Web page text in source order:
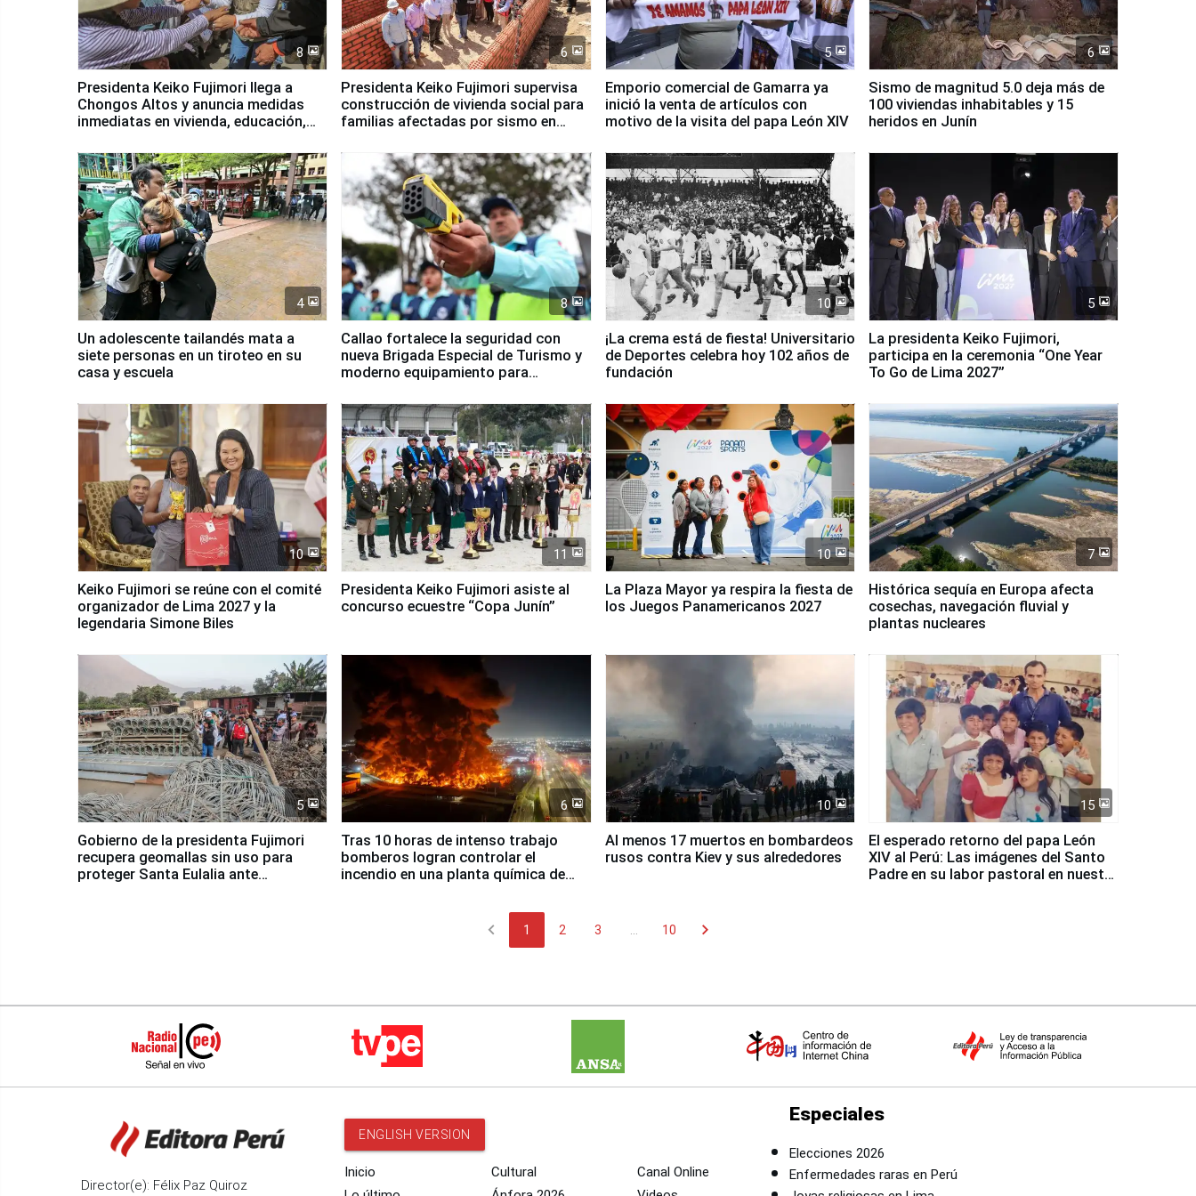
8
Presidenta Keiko Fujimori llega a
Chongos Altos y anuncia medidas
inmediatas en vivienda, educación,
6
Presidenta Keiko Fujimori supervisa
construcción de vivienda social para
familias afectadas por sismo en
5
Emporio comercial de Gamarra ya
inició la venta de artículos con
motivo de la visita del papa León XIV
6
Sismo de magnitud 5.0 deja más de
100 viviendas inhabitables y 15
heridos en Junín
4
Un adolescente tailandés mata a
siete personas en un tiroteo en su
casa y escuela
8
Callao fortalece la seguridad con
nueva Brigada Especial de Turismo y
moderno equipamiento para
10
¡La crema está de fiesta! Universitario
de Deportes celebra hoy 102 años de
fundación
5
La presidenta Keiko Fujimori,
participa en la ceremonia “One Year
To Go de Lima 2027”
10
Keiko Fujimori se reúne con el comité
organizador de Lima 2027 y la
legendaria Simone Biles
11
Presidenta Keiko Fujimori asiste al
concurso ecuestre “Copa Junín”
10
La Plaza Mayor ya respira la fiesta de
los Juegos Panamericanos 2027
7
Histórica sequía en Europa afecta
cosechas, navegación fluvial y
plantas nucleares
5
Gobierno de la presidenta Fujimori
recupera geomallas sin uso para
proteger Santa Eulalia ante
6
Tras 10 horas de intenso trabajo
bomberos logran controlar el
incendio en una planta química de
10
Al menos 17 muertos en bombardeos
rusos contra Kiev y sus alrededores
15
El esperado retorno del papa León
XIV al Perú: Las imágenes del Santo
Padre en su labor pastoral en nuestro
chevron_left 1 2 3 10 chevron_right
Director(e): Félix Paz Quiroz
ENGLISH VERSION
Inicio
Cultural
Canal Online
Especiales
Elecciones 2026
Enfermedades raras en Perú